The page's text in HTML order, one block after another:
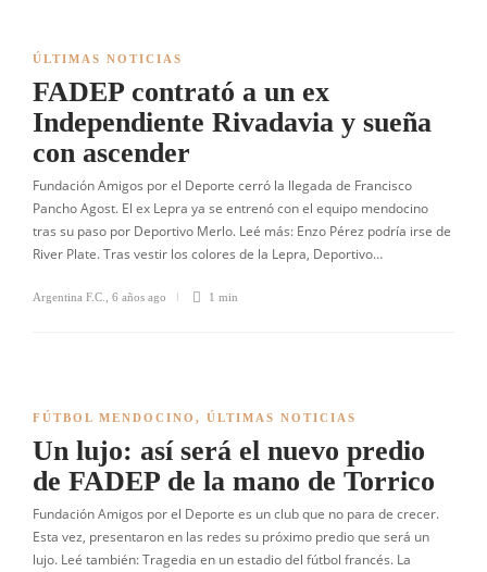
ÚLTIMAS NOTICIAS
FADEP contrató a un ex
Independiente Rivadavia y sueña
con ascender
Fundación Amigos por el Deporte cerró la llegada de Francisco
Pancho Agost. El ex Lepra ya se entrenó con el equipo mendocino
tras su paso por Deportivo Merlo. Leé más: Enzo Pérez podría irse de
River Plate. Tras vestir los colores de la Lepra, Deportivo…
Argentina F.C. 6 años ago 1 min
FÚTBOL MENDOCINO , ÚLTIMAS NOTICIAS
Un lujo: así será el nuevo predio
de FADEP de la mano de Torrico
Fundación Amigos por el Deporte es un club que no para de crecer.
Esta vez, presentaron en las redes su próximo predio que será un
lujo. Leé también: Tragedia en un estadio del fútbol francés. La